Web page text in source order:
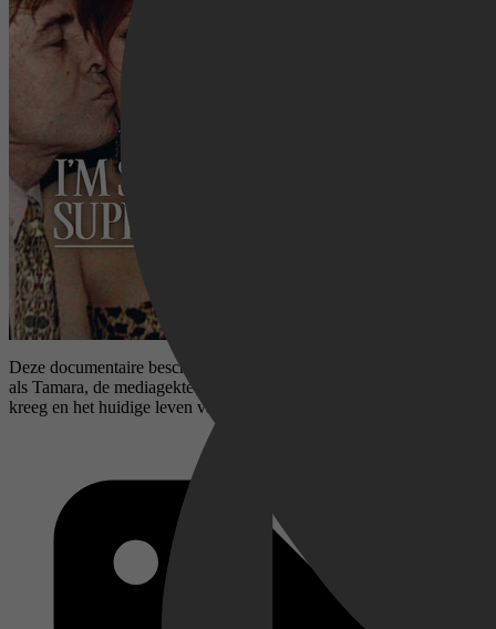
Deze documentaire beschrijft hoe Yurena razendsnel beroemd werd
als Tamara, de mediagekte waarmee ze in de jaren nul te maken
kreeg en het huidige leven van haar tv-rivalen.